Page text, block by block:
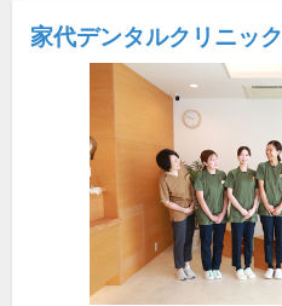
家代デンタルクリニック